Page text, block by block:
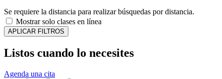
Se requiere la distancia para realizar búsquedas por distancia.
Mostrar solo clases en línea
APLICAR FILTROS
Listos cuando lo necesites
Agenda una cita